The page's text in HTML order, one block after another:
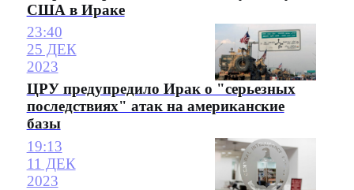
США в Ираке
23:40
25 ДЕК
2023
ЦРУ предупредило Ирак о "серьезных
последствиях" атак на американские
базы
19:13
11 ДЕК
2023